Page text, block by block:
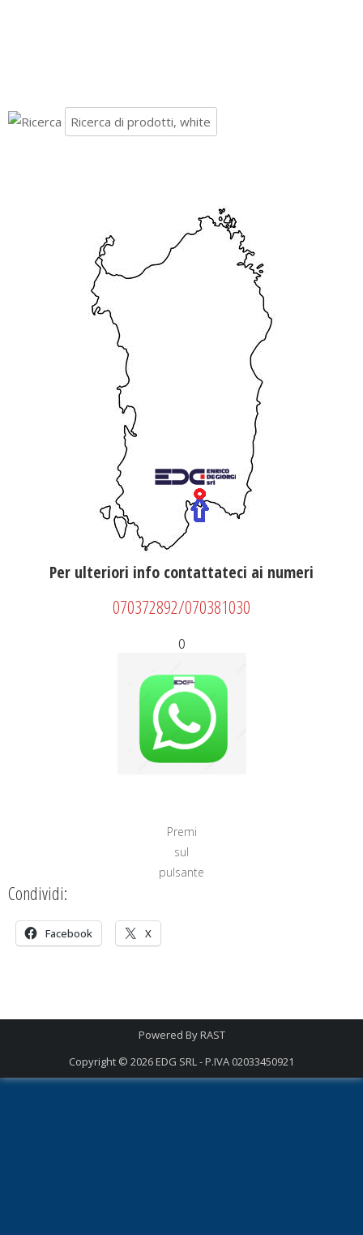
Per ulteriori info contattateci ai numeri
070372892/070381030
o
Premi
sul
pulsante
Condividi:
Facebook X
Powered ByRAST
Copyright © 2026EDG SRL - P.IVA 02033450921